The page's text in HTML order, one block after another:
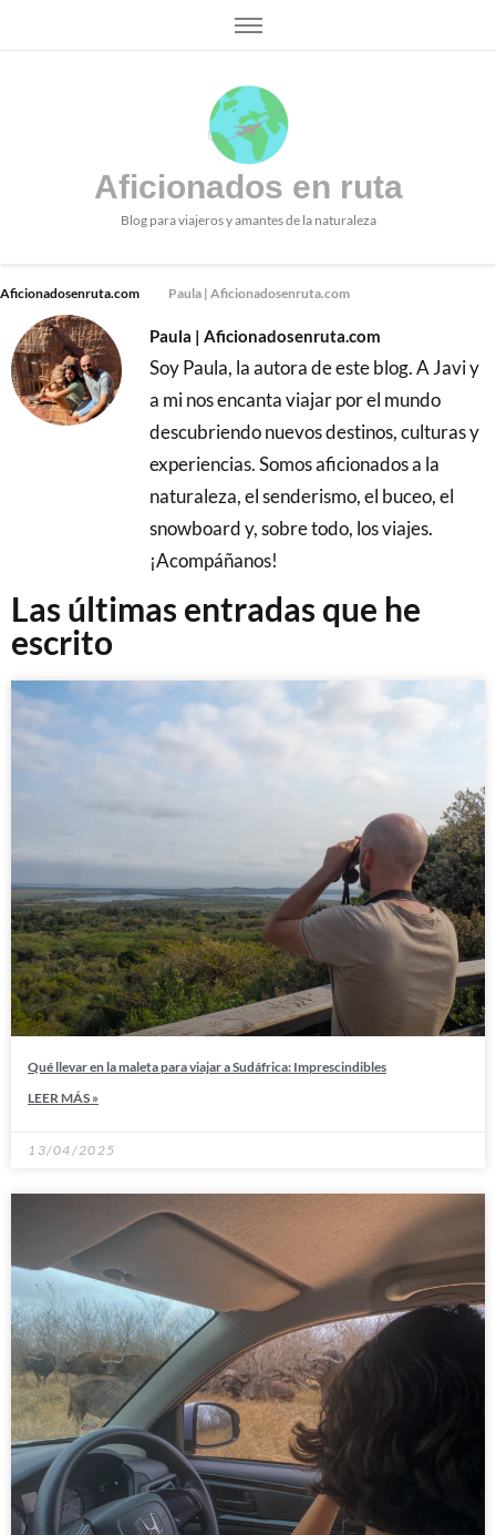
Aficionados en ruta
Blog para viajeros y amantes de la naturaleza
Aficionadosenruta.com Paula | Aficionadosenruta.com
Paula | Aficionadosenruta.com
Soy Paula, la autora de este blog. A Javi y
a mi nos encanta viajar por el mundo
descubriendo nuevos destinos, culturas y
experiencias. Somos aficionados a la
naturaleza, el senderismo, el buceo, el
snowboard y, sobre todo, los viajes.
¡Acompáñanos!
Las últimas entradas que he
escrito
Qué llevar en la maleta para viajar a Sudáfrica: Imprescindibles
LEER MÁS »
13/04/2025